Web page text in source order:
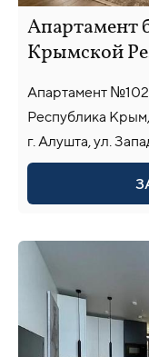
Апартамент
Крымской
Апартамент №102
Республика Крым,
г. Алушта, ул.